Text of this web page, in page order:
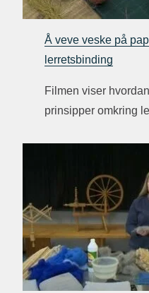
Å veve veske på
lerretsbinding
Filmen viser
prinsipper omkring